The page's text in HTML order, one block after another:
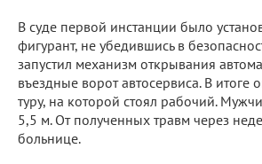
В суде первой инстанции было
фигурант, не убедившись в
запустил механизм открывания
въездные ворот автосервиса. В итоге
туру, на которой стоял рабочий.
5,5 м. От полученных травм через
больнице.